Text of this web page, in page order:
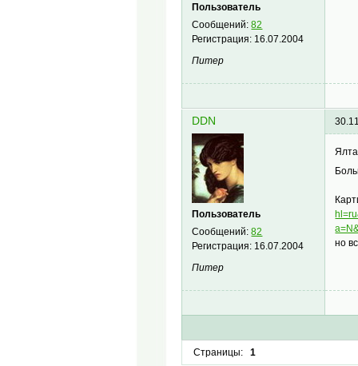
Пользователь
Сообщений:82
Регистрация: 16.07.2004
Питер
DDN
Пользователь
Сообщений:82
Регистрация: 16.07.2004
Питер
но
Страницы: 1